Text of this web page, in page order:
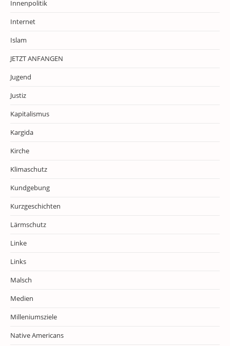
Innenpolitik
Internet
Islam
JETZT ANFANGEN
Jugend
Justiz
Kapitalismus
Kargida
Kirche
Klimaschutz
Kundgebung
Kurzgeschichten
Lärmschutz
Linke
Links
Malsch
Medien
Milleniumsziele
Native Americans